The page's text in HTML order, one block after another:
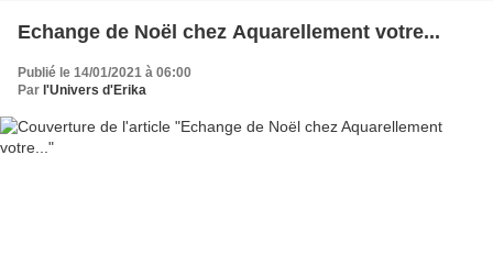
Echange de Noël chez Aquarellement votre...
Publié le 14/01/2021 à 06:00
Par l'Univers d'Erika